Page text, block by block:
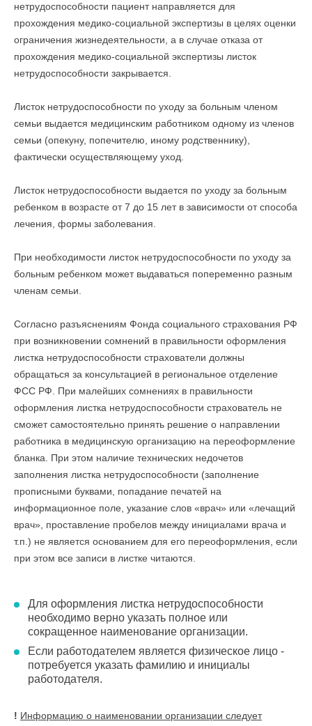
нетрудоспособности пациент направляется для
прохождения медико-социальной экспертизы в целях оценки
ограничения жизнедеятельности, а в случае отказа от
прохождения медико-социальной экспертизы листок
нетрудоспособности закрывается.
Листок нетрудоспособности по уходу за больным членом
семьи выдается медицинским работником одному из членов
семьи (опекуну, попечителю, иному родственнику),
фактически осуществляющему уход.
Листок нетрудоспособности выдается по уходу за больным
ребенком в возрасте от 7 до 15 лет в зависимости от способа
лечения, формы заболевания.
При необходимости листок нетрудоспособности по уходу за
больным ребенком может выдаваться попеременно разным
членам семьи.
Согласно разъяснениям Фонда социального страхования РФ
при возникновении сомнений в правильности оформления
листка нетрудоспособности страхователи должны
обращаться за консультацией в региональное отделение
ФСС РФ. При малейших сомнениях в правильности
оформления листка нетрудоспособности страхователь не
сможет самостоятельно принять решение о направлении
работника в медицинскую организацию на переоформление
бланка. При этом наличие технических недочетов
заполнения листка нетрудоспособности (заполнение
прописными буквами, попадание печатей на
информационное поле, указание слов «врач» или «лечащий
врач», проставление пробелов между инициалами врача и
т.п.) не является основанием для его переоформления, если
при этом все записи в листке читаются.
Для оформления листка нетрудоспособности
необходимо верно указать полное или
сокращенное наименование организации.
Если работодателем является физическое лицо -
потребуется указать фамилию и инициалы
работодателя.
! Информацию о наименовании организации следует